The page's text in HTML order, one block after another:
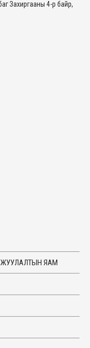
Захиргааны 4-р байр,
ЯАМ